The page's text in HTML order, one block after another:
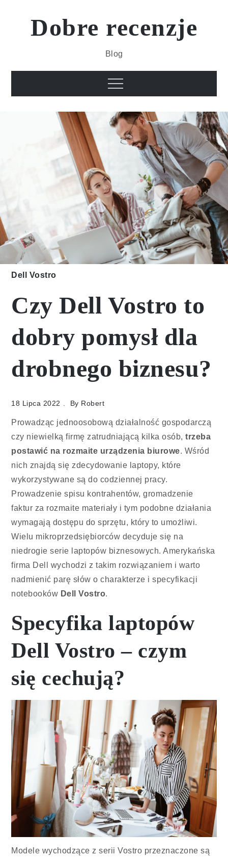
Dobre recenzje
Blog
Menu
Dell Vostro
Czy Dell Vostro to
dobry pomysł dla
drobnego biznesu?
18 Lipca 2022 By Robert
Prowadząc jednoosobową działalność gospodarczą
czy niewielką firmę zatrudniającą kilka osób, trzeba
postawić na rozmaite urządzenia biurowe. Wśród
nich znajdą się zdecydowanie laptopy, które
wykorzystywane są do codziennej pracy.
Prowadzenie spisu kontrahentów, gromadzenie
faktur za rozmaite materiały i tym podobne działania
wymagają dostępu do sprzętu, który to umożliwi.
Wielu mikroprzedsiębiorców decyduje się na
niedrogie serie laptopów biznesowych. Amerykańska
firma Dell wychodzi z takim rozwiązaniem i warto
nadmienić parę słów o charakterze i specyfikacji
notebooków Dell Vostro.
Specyfika laptopów
Dell Vostro – czym
się cechują?
Modele wychodzące z serii Vostro przeznaczone są